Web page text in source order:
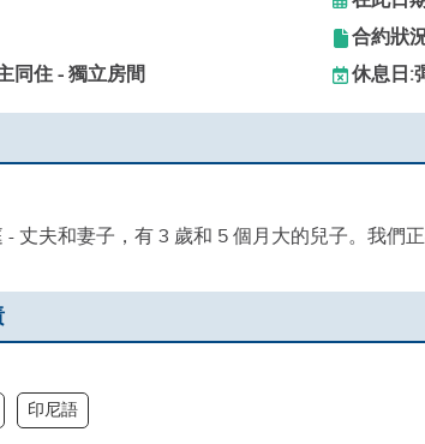
合約狀
同住 - 獨立房間
休息日:
- 丈夫和妻子，有 3 歲和 5 個月大的兒子。我們
印尼語